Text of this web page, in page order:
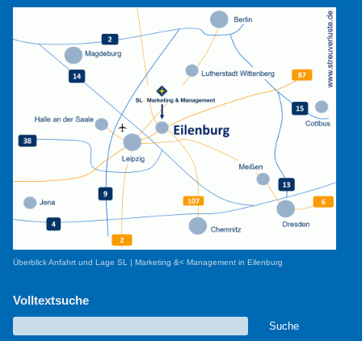
Überblick Anfahrt und Lage SL | Marketing &< Management in Eilenburg
Volltextsuche